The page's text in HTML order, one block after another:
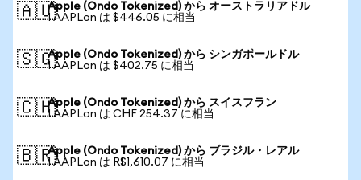
🇦🇺Apple (Ondo Tokenized) から オーストラリアドル
1 AAPLon は $446.05 に相当
🇸🇬Apple (Ondo Tokenized) から シンガポールドル
1 AAPLon は $402.75 に相当
🇨🇭Apple (Ondo Tokenized) から スイスフラン
1 AAPLon は CHF 254.37 に相当
🇧🇷Apple (Ondo Tokenized) から ブラジル・レアル
1 AAPLon は R$1,610.07 に相当